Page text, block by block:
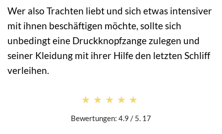
Wer also Trachten liebt und sich etwas intensiver
mit ihnen beschäftigen möchte, sollte sich
unbedingt eine Druckknopfzange zulegen und
seiner Kleidung mit ihrer Hilfe den letzten Schliff
verleihen.
★★★★★
★★★★★
Bewertungen: 4.9 / 5. 17